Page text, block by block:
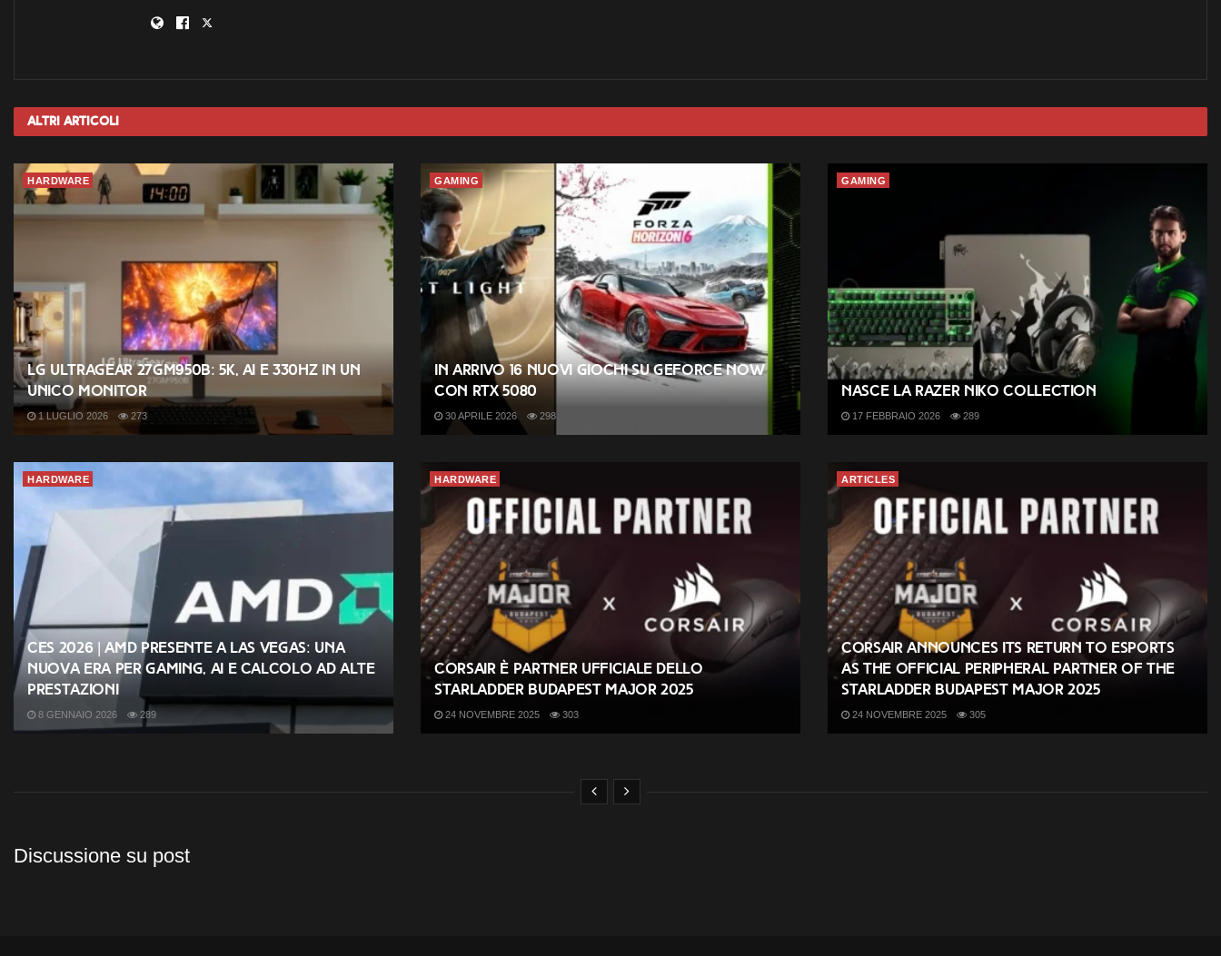
Altri Articoli
HARDWARE
LG UltraGear 27GM950B: 5K, AI e 330Hz in un
unico monitor
1 LUGLIO 2026 273
GAMING
In arrivo 16 nuovi giochi su GeForce NOW
con RTX 5080
30 APRILE 2026 298
GAMING
Nasce la Razer NiKo Collection
17 FEBBRAIO 2026 289
HARDWARE
CES 2026 | AMD presente a Las Vegas: una
nuova era per gaming, AI e calcolo ad alte
prestazioni
8 GENNAIO 2026 289
HARDWARE
CORSAIR è partner ufficiale dello
StarLadder Budapest Major 2025
24 NOVEMBRE 2025 303
ARTICLES
CORSAIR Announces its Return to Esports
as the Official Peripheral Partner of the
StarLadder Budapest Major 2025
24 NOVEMBRE 2025 305
Discussione su post